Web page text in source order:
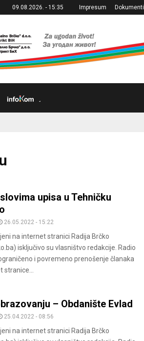
09.08.2026. - 15:35 Impresum Dokumenti
upisa u Tehničku
26.05.2022 - 15:22
na internet stranici Radija Brčko
isključivo su vlasništvo redakcije. Radio
i povremeno prenošenje članaka
stranice...
– Obdanište Evlad
25.04.2022 - 08:56
na internet stranici Radija Brčko